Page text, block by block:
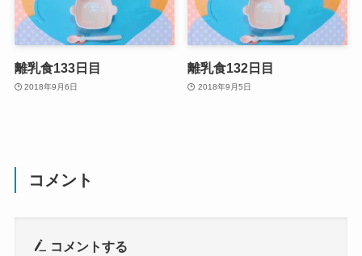
離乳食133日目
2018年9月6日
離乳食132日目
2018年9月5日
コメント
コメントする